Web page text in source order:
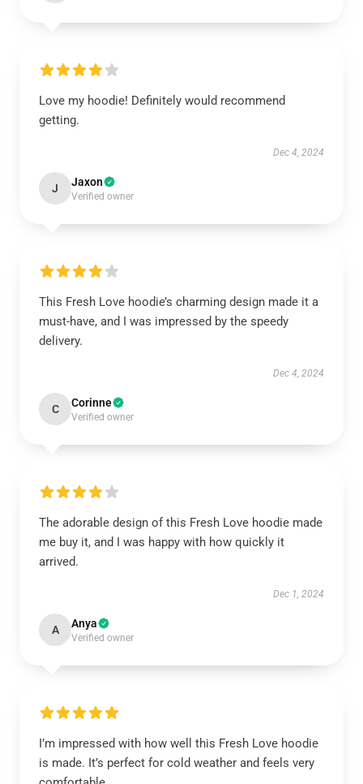
Love my hoodie! Definitely would recommend
getting.
Dec 4, 2024
J Jaxon
Verified owner
This Fresh Love hoodie’s charming design made it a
must-have, and I was impressed by the speedy
delivery.
Dec 4, 2024
C Corinne
Verified owner
The adorable design of this Fresh Love hoodie made
me buy it, and I was happy with how quickly it
arrived.
Dec 1, 2024
A Anya
Verified owner
I’m impressed with how well this Fresh Love hoodie
is made. It’s perfect for cold weather and feels very